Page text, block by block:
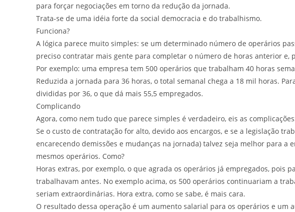
para forçar negociações em torno da redução da jornada.
Trata-se de uma idéia forte da social democracia e do trabalhismo.
Funciona?
A lógica parece muito simples: se um determinado número de operários
preciso contratar mais gente para completar o número de horas anterior e,
Por exemplo: uma empresa tem 500 operários que trabalham 40 horas
Reduzida a jornada para 36 horas, o total semanal chega a 18 mil horas.
divididas por 36, o que dá mais 55,5 empregados.
Complicando
Agora, como nem tudo que parece simples é verdadeiro, eis as
Se o custo de contratação for alto, devido aos encargos, e se a legislação
encarecendo demissões e mudanças na jornada) talvez seja melhor para a
mesmos operários. Como?
Horas extras, por exemplo, o que agrada os operários já empregados, pois
trabalhavam antes. No exemplo acima, os 500 operários continuariam a
seriam extraordinárias. Hora extra, como se sabe, é mais cara.
O resultado dessa operação é um aumento salarial para os operários e um